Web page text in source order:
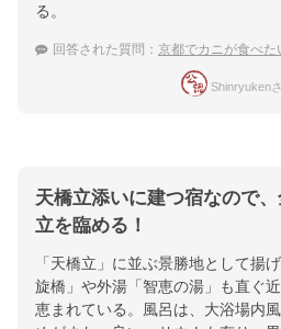
る。
回答された質問： 京都でカニが食べたい、露
Shinryuken
天橋立添いに建つ宿なので
立を臨める！
「天橋立」に並ぶ景勝地として揚
旋橋」や外湯「智恵の湯」も直ぐ
恵まれている。風呂は、大浴場内